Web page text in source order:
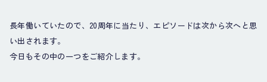
長年働いていたので、20周年に当たり、エピソードは次から次へと思
い出されます。
今日もその中の一つをご紹介します。